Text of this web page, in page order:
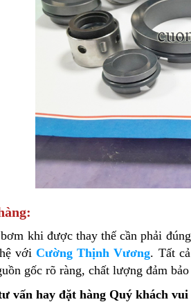
khi được thay thế cần phải
vớiCường Thịnh Vương. Tất
gốc rõ ràng, chất lượng đảm
vấn hay đặt hàng Quý khách vui